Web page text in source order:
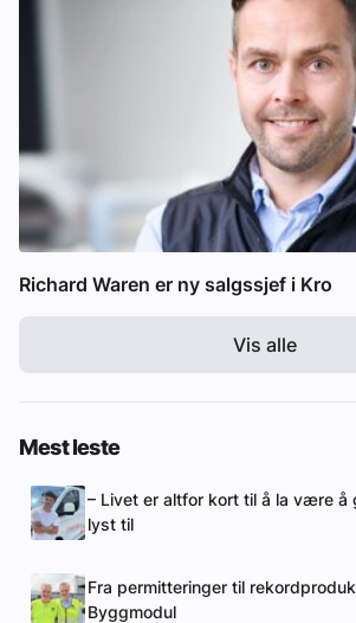
Richard Waren er ny salgssjef i Kro
Vis alle
Mest leste
– Livet er altfor kort til å la være å
lyst til
Fra permitteringer til
Byggmodul